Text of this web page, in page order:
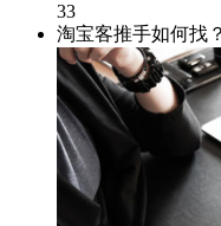
33
淘宝客推手如何找